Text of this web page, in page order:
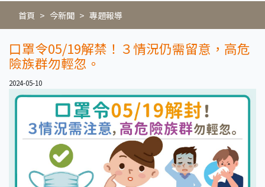
首頁 今新聞 專題報導
口罩令05/19解禁！３情況仍需留意，高危
險族群勿輕忽。
2024-05-10